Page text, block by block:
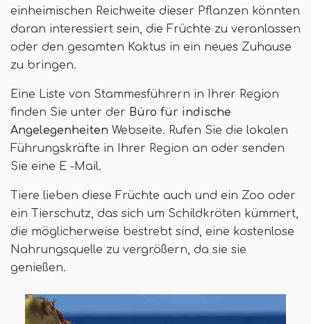
einheimischen Reichweite dieser Pflanzen könnten
daran interessiert sein, die Früchte zu veranlassen
oder den gesamten Kaktus in ein neues Zuhause
zu bringen.
Eine Liste von Stammesführern in Ihrer Region
finden Sie unter der Büro für indische
Angelegenheiten Webseite. Rufen Sie die lokalen
Führungskräfte in Ihrer Region an oder senden
Sie eine E -Mail.
Tiere lieben diese Früchte auch und ein Zoo oder
ein Tierschutz, das sich um Schildkröten kümmert,
die möglicherweise bestrebt sind, eine kostenlose
Nahrungsquelle zu vergrößern, da sie sie
genießen.